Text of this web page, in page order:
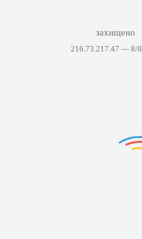
захищено
216.73.217.47 — 8/